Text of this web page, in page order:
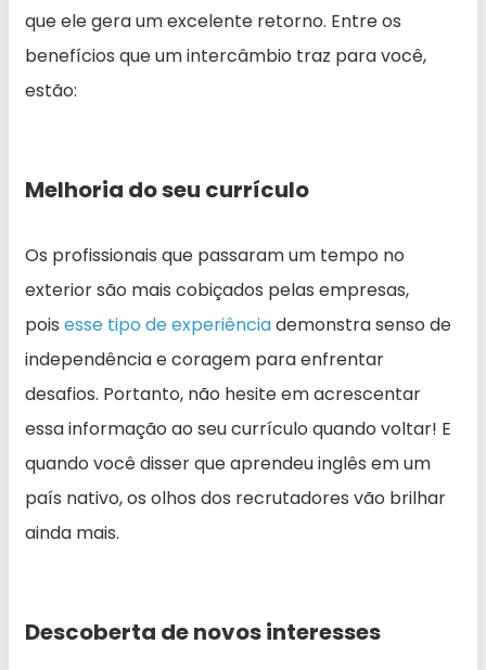
que ele gera um excelente retorno. Entre os
benefícios que um intercâmbio traz para você,
estão:
Melhoria do seu currículo
Os profissionais que passaram um tempo no
exterior são mais cobiçados pelas empresas,
pois esse tipo de experiênciademonstra senso de
independência e coragem para enfrentar
desafios. Portanto, não hesite em acrescentar
essa informação ao seu currículo quando voltar! E
quando você disser que aprendeu inglês em um
país nativo, os olhos dos recrutadores vão brilhar
ainda mais.
Descoberta de novos interesses